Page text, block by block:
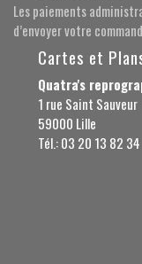
Les paiements
d’envoyer votre
Cartes et
Quatra's
1 rue Saint Sauveur
59000 Lille
Tél.: 03 20 13 82 34